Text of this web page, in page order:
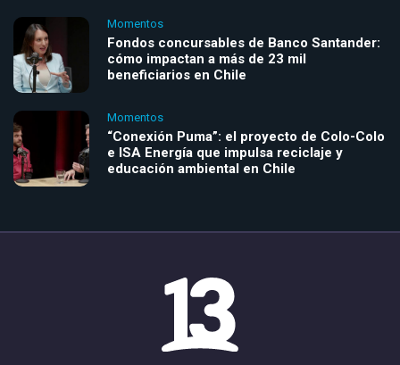
Momentos
Fondos concursables de Banco Santander:
cómo impactan a más de 23 mil
beneficiarios en Chile
Momentos
“Conexión Puma”: el proyecto de Colo-Colo
e ISA Energía que impulsa reciclaje y
educación ambiental en Chile